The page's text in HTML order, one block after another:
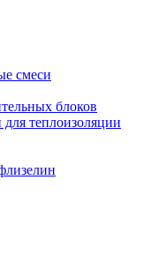
смеси
блоков
теплоизоляции